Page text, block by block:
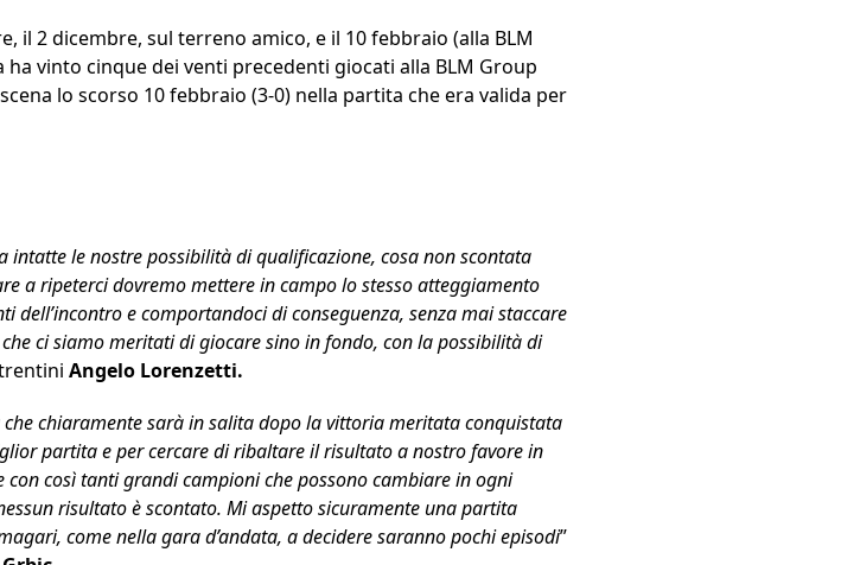
il 2 dicembre, sul terreno amico, e il 10 febbraio (alla BLM
vinto cinque dei venti precedenti giocati alla BLM Group
lo scorso 10 febbraio (3-0) nella partita che era valida per
le nostre possibilità di qualificazione, cosa non scontata
a ripeterci dovremo mettere in campo lo stesso atteggiamento
e comportandoci di conseguenza, senza mai staccare
ci siamo meritati di giocare sino in fondo, con la possibilità di
Angelo Lorenzetti.
chiaramente sarà in salita dopo la vittoria meritata conquistata
partita e per cercare di ribaltare il risultato a nostro favore in
così tanti grandi campioni che possono cambiare in ogni
risultato è scontato. Mi aspetto sicuramente una partita
come nella gara d’andata, a decidere saranno pochi episodi”